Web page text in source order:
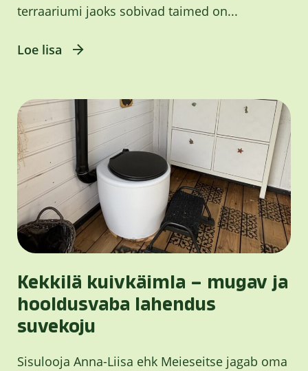
terraariumi jaoks sobivad taimed on...
Loe lisa
Kekkilä kuivkäimla – mugav ja
hooldusvaba lahendus
suvekoju
Sisulooja Anna-Liisa ehk Meieseitse jagab oma